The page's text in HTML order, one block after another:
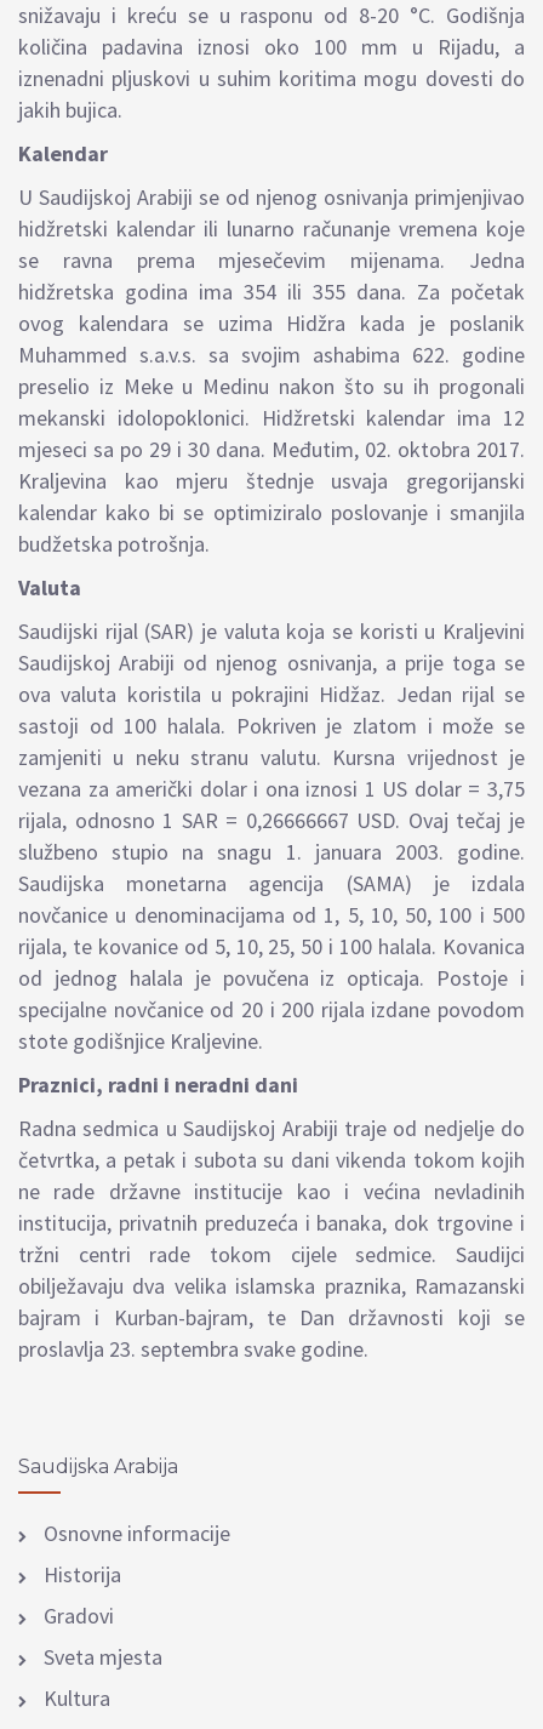
snižavaju i kreću se u rasponu od 8-20 °C. Godišnja
količina padavina iznosi oko 100 mm u Rijadu, a
iznenadni pljuskovi u suhim koritima mogu dovesti do
jakih bujica.
Kalendar
U Saudijskoj Arabiji se od njenog osnivanja primjenjivao
hidžretski kalendar ili lunarno računanje vremena koje
se ravna prema mjesečevim mijenama. Jedna
hidžretska godina ima 354 ili 355 dana. Za početak
ovog kalendara se uzima Hidžra kada je poslanik
Muhammed s.a.v.s. sa svojim ashabima 622. godine
preselio iz Meke u Medinu nakon što su ih progonali
mekanski idolopoklonici. Hidžretski kalendar ima 12
mjeseci sa po 29 i 30 dana. Međutim, 02. oktobra 2017.
Kraljevina kao mjeru štednje usvaja gregorijanski
kalendar kako bi se optimiziralo poslovanje i smanjila
budžetska potrošnja.
Valuta
Saudijski rijal (SAR) je valuta koja se koristi u Kraljevini
Saudijskoj Arabiji od njenog osnivanja, a prije toga se
ova valuta koristila u pokrajini Hidžaz. Jedan rijal se
sastoji od 100 halala. Pokriven je zlatom i može se
zamjeniti u neku stranu valutu. Kursna vrijednost je
vezana za američki dolar i ona iznosi 1 US dolar = 3,75
rijala, odnosno 1 SAR = 0,26666667 USD. Ovaj tečaj je
službeno stupio na snagu 1. januara 2003. godine.
Saudijska monetarna agencija (SAMA) je izdala
novčanice u denominacijama od 1, 5, 10, 50, 100 i 500
rijala, te kovanice od 5, 10, 25, 50 i 100 halala. Kovanica
od jednog halala je povučena iz opticaja. Postoje i
specijalne novčanice od 20 i 200 rijala izdane povodom
stote godišnjice Kraljevine.
Praznici, radni i neradni dani
Radna sedmica u Saudijskoj Arabiji traje od nedjelje do
četvrtka, a petak i subota su dani vikenda tokom kojih
ne rade državne institucije kao i većina nevladinih
institucija, privatnih preduzeća i banaka, dok trgovine i
tržni centri rade tokom cijele sedmice. Saudijci
obilježavaju dva velika islamska praznika, Ramazanski
bajram i Kurban-bajram, te Dan državnosti koji se
proslavlja 23. septembra svake godine.
Saudijska Arabija
Osnovne informacije
Historija
Gradovi
Sveta mjesta
Kultura